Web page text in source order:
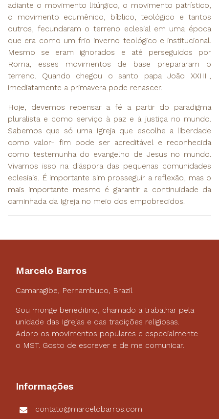
adiante o movimento litúrgico, o movimento patrístico,
o movimento ecumênico, bíblico, teológico e tantos
outros, fecundaram o terreno eclesial em uma época
que era como um frio inverno teológico e institucional.
Mesmo se eram ignorados e até perseguidos por
Roma, esses movimentos de base prepararam o
terreno. Quando chegou o santo papa João XXIIII,
imediatamente a primavera pode renascer.
Hoje, devemos repensar a fé a partir do paradigma
pluralista e como serviço à paz e à justiça no mundo.
Sabemos que só uma Igreja que escolhe a liberdade
como valor- fim pode ser acreditável e reconhecida
como testemunha do evangelho de Jesus no mundo.
Vivamos isso na diáspora das pequenas comunidades
eclesiais. É importante sim prosseguir a reflexão, mas o
mais importante mesmo é garantir a continuidade da
caminhada da Igreja no meio dos empobrecidos.
Marcelo Barros
Camaragibe, Pernambuco, Brazil
Sou monge beneditino, chamado a trabalhar pela
unidade das Igrejas e das tradições religiosas.
Adoro os movimentos populares e especialmente
o MST. Gosto de escrever e de me comunicar.
Informações
contato@marcelobarros.com